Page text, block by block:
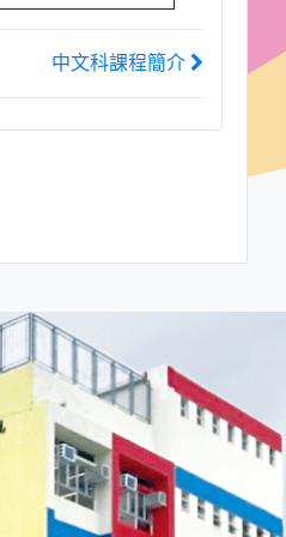
中文科課程簡介